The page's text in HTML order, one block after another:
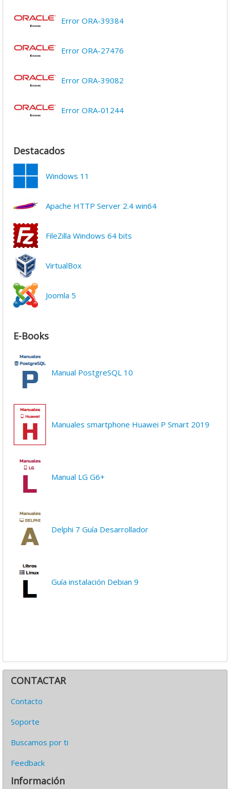
Error ORA-39384
Error ORA-27476
Error ORA-39082
Error ORA-01244
Destacados
Windows 11
Apache HTTP Server 2.4 win64
FileZilla Windows 64 bits
VirtualBox
Joomla 5
E-Books
Manual PostgreSQL 10
Manuales smartphone Huawei P Smart 2019
Manual LG G6+
Delphi 7 Guía Desarrollador
Guía instalación Debian 9
CONTACTAR
Contacto
Soporte
Buscamos por ti
Feedback
Información